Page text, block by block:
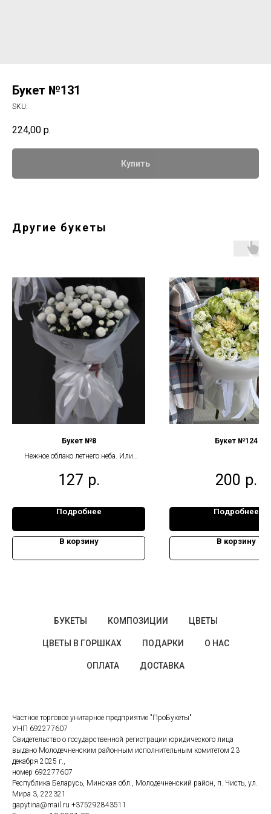
Букет №131
SKU:
224,00 р.
Купить
Другие букеты
Букет №8
Нежное облако летнего неба. Или
127 р.
Подробнее
В корзину
Букет №124
200 р.
Подробнее
В корзину
БУКЕТЫ КОМПОЗИЦИИ ЦВЕТЫ
ЦВЕТЫ В ГОРШКАХ ПОДАРКИ О НАС
ОПЛАТА ДОСТАВКА
Частное торговое унитарное предприятие "ПроБукеты"
УНП 692277607
Свидетельство о государственной регистрации юридического лица
выдано Молодечненским районным исполнительным комитетом 23
декабря 2025 г.,
номер 692277607
Республика Беларусь, Минская обл., Молодечненский район, п. Чисть, ул.
Мира 3, 222321
gapytina@mail.ru +375292843511